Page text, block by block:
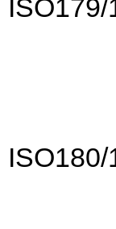
ISO179/
ISO180/